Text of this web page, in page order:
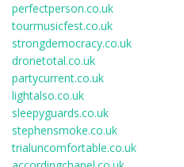
perfectperson.co.uk
tourmusicfest.co.uk
strongdemocracy.co.uk
dronetotal.co.uk
partycurrent.co.uk
lightalso.co.uk
sleepyguards.co.uk
stephensmoke.co.uk
trialuncomfortable.co.uk